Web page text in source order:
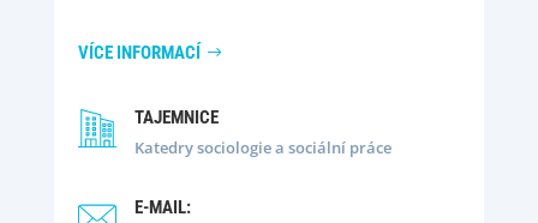
VÍCE INFORMACÍ
TAJEMNICE
Katedry sociologie a sociální práce
E-MAIL: